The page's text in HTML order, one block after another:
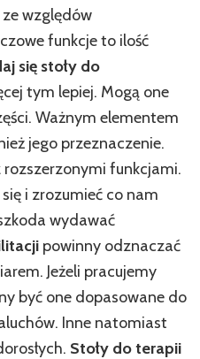
względów
funkcje to ilość
się stoły do
tym lepiej. Mogą one
Ważnym elementem
jego przeznaczenie.
rozszerzonymi funkcjami.
i zrozumieć co nam
wydawać
powinny odznaczać
Jeżeli pracujemy
być one dopasowane do
Inne natomiast
Stoły do terapii